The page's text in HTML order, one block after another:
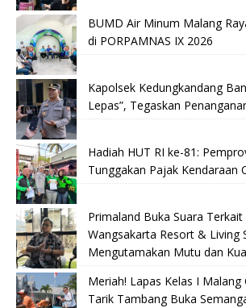
BUMD Air Minum Malang
di PORPAMNAS IX 2026
Kapolsek Kedungkandang
Lepas”, Tegaskan
Hadiah HUT RI ke-81:
Tunggakan Pajak Kendaraan
Primaland Buka Suara Terkait
Wangsakarta Resort & Living
Mengutamakan Mutu dan
Meriah! Lapas Kelas I Malang
Tarik Tambang Buka